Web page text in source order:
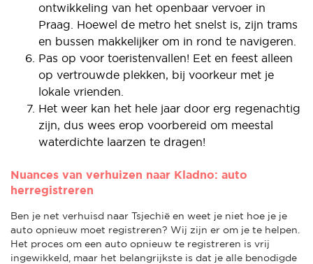
ontwikkeling van het openbaar vervoer in
Praag. Hoewel de metro het snelst is, zijn trams
en bussen makkelijker om in rond te navigeren.
Pas op voor toeristenvallen! Eet en feest alleen
op vertrouwde plekken, bij voorkeur met je
lokale vrienden.
Het weer kan het hele jaar door erg regenachtig
zijn, dus wees erop voorbereid om meestal
waterdichte laarzen te dragen!
Nuances van verhuizen naar Kladno: auto
herregistreren
Ben je net verhuisd naar Tsjechië en weet je niet hoe je je
auto opnieuw moet registreren? Wij zijn er om je te helpen.
Het proces om een auto opnieuw te registreren is vrij
ingewikkeld, maar het belangrijkste is dat je alle benodigde